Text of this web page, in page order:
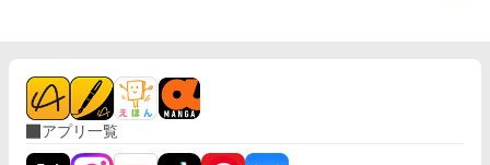
アプリ一覧